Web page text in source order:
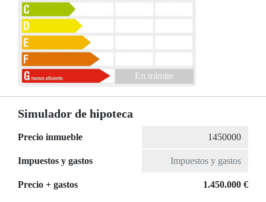
En trámite
Simulador de hipoteca
Precio inmueble
Impuestos y gastos
Precio + gastos 1.450.000 €